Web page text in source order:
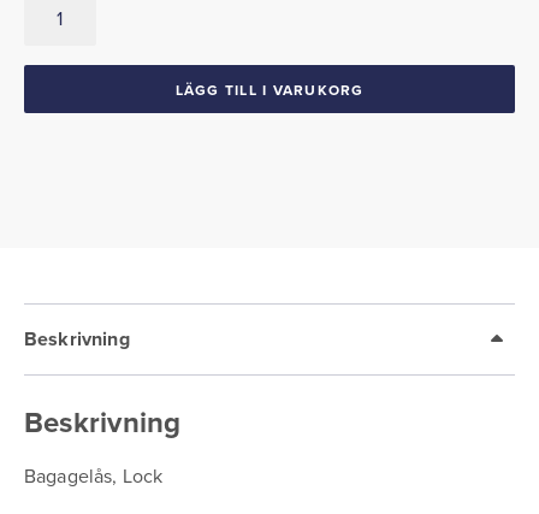
LÄGG TILL I VARUKORG
Beskrivning
Beskrivning
Bagagelås, Lock